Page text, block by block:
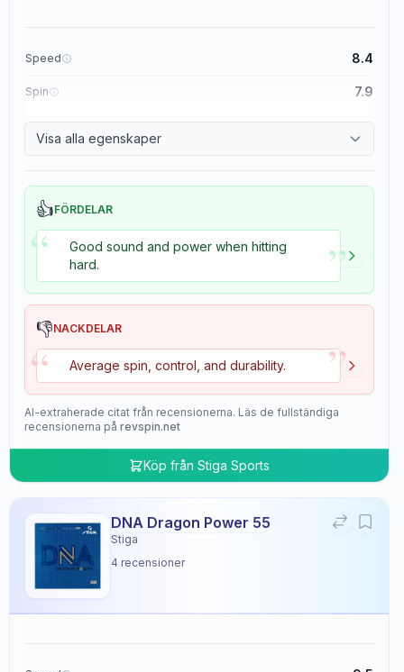
Speed 8.4
Spin 7.9
Visa alla egenskaper
👍FÖRDELAR
“
Good sound and power when hitting
hard.
”
👎NACKDELAR
“ Average spin, control, and durability. ”
AI-extraherade citat från recensionerna. Läs de fullständiga
recensionerna på revspin.net
Köp från Stiga Sports
DNA Dragon Power 55
Stiga
4 recensioner